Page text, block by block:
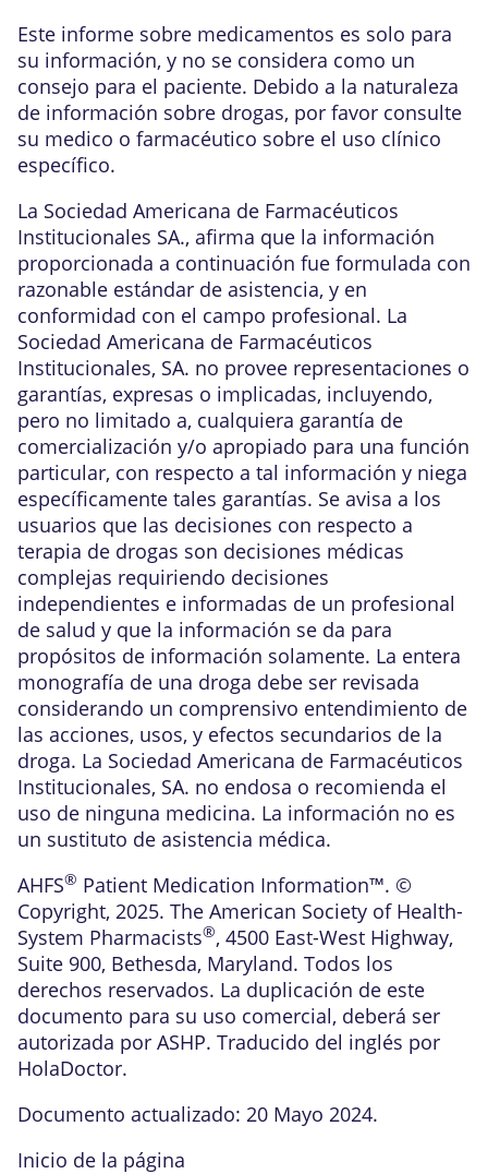
Este informe sobre medicamentos es solo para
su información, y no se considera como un
consejo para el paciente. Debido a la naturaleza
de información sobre drogas, por favor consulte
su medico o farmacéutico sobre el uso clínico
específico.
La Sociedad Americana de Farmacéuticos
Institucionales SA., afirma que la información
proporcionada a continuación fue formulada con
razonable estándar de asistencia, y en
conformidad con el campo profesional. La
Sociedad Americana de Farmacéuticos
Institucionales, SA. no provee representaciones o
garantías, expresas o implicadas, incluyendo,
pero no limitado a, cualquiera garantía de
comercialización y/o apropiado para una función
particular, con respecto a tal información y niega
específicamente tales garantías. Se avisa a los
usuarios que las decisiones con respecto a
terapia de drogas son decisiones médicas
complejas requiriendo decisiones
independientes e informadas de un profesional
de salud y que la información se da para
propósitos de información solamente. La entera
monografía de una droga debe ser revisada
considerando un comprensivo entendimiento de
las acciones, usos, y efectos secundarios de la
droga. La Sociedad Americana de Farmacéuticos
Institucionales, SA. no endosa o recomienda el
uso de ninguna medicina. La información no es
un sustituto de asistencia médica.
AHFS® Patient Medication Information™. ©
Copyright, 2025. The American Society of Health-
System Pharmacists®, 4500 East-West Highway,
Suite 900, Bethesda, Maryland. Todos los
derechos reservados. La duplicación de este
documento para su uso comercial, deberá ser
autorizada por ASHP. Traducido del inglés por
HolaDoctor.
Documento actualizado: 20 Mayo 2024.
Inicio de la página